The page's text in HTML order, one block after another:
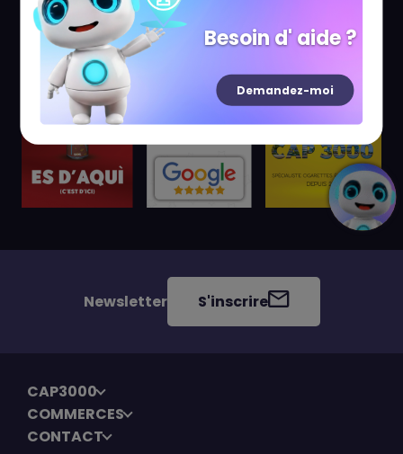
Newsletter S'inscrire
CAP3000
COMMERCES
CONTACT
Besoin d' aide ?
Demandez-moi